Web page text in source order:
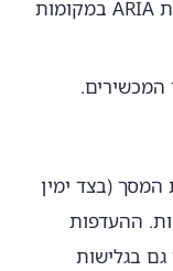
תאימות לקוראי מסך ושימוש בתגיות ARIA במקומות
המכשירים.
המסך (בצד ימין
ההעדפות
בגלישות